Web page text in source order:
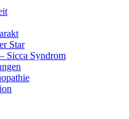
Star
Sicca Syndrom